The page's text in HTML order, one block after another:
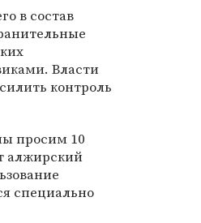
в состав
Власти
контроль
просим 10
алжирский
специально